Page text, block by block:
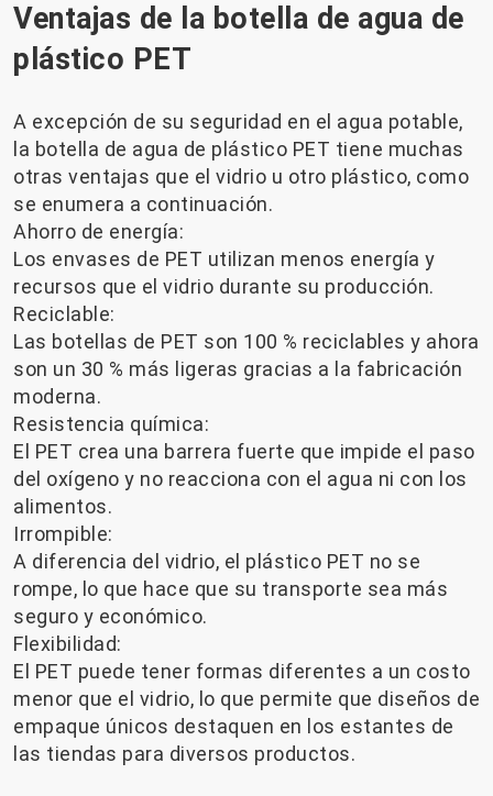
Ventajas de la botella de agua de
plástico PET
A excepción de su seguridad en el agua potable,
la botella de agua de plástico PET tiene muchas
otras ventajas que el vidrio u otro plástico, como
se enumera a continuación.
Ahorro de energía:
Los envases de PET utilizan menos energía y
recursos que el vidrio durante su producción.
Reciclable:
Las botellas de PET son 100 % reciclables y ahora
son un 30 % más ligeras gracias a la fabricación
moderna.
Resistencia química:
El PET crea una barrera fuerte que impide el paso
del oxígeno y no reacciona con el agua ni con los
alimentos.
Irrompible:
A diferencia del vidrio, el plástico PET no se
rompe, lo que hace que su transporte sea más
seguro y económico.
Flexibilidad:
El PET puede tener formas diferentes a un costo
menor que el vidrio, lo que permite que diseños de
empaque únicos destaquen en los estantes de
las tiendas para diversos productos.